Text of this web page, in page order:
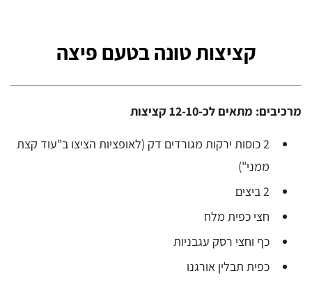
קציצות טונה בטעם פיצה
מרכיבים: מתאים לכ-12-10 קציצות
2 כוסות ירקות מגורדים דק (לאופציות הציצו ב"עוד קצת
ממני")
2 ביצים
חצי כפית מלח
כף וחצי רסק עגבניות
כפית תבלין אורגנו